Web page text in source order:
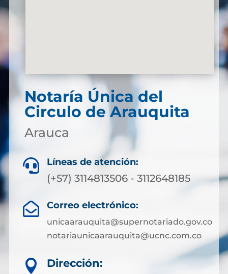
Notaría Única del
Circulo de Arauquita
Arauca
 Líneas de atención:
(+57) 3114813506 - 3112648185
 Correo electrónico:
unicaarauquita@supernotariado.gov.co
notariaunicaarauquita@ucnc.com.co

Dirección: